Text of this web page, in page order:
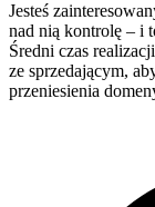
Jesteś
nad nią kontrolę – i
Średni czas
ze sprzedającym,
przeniesienia